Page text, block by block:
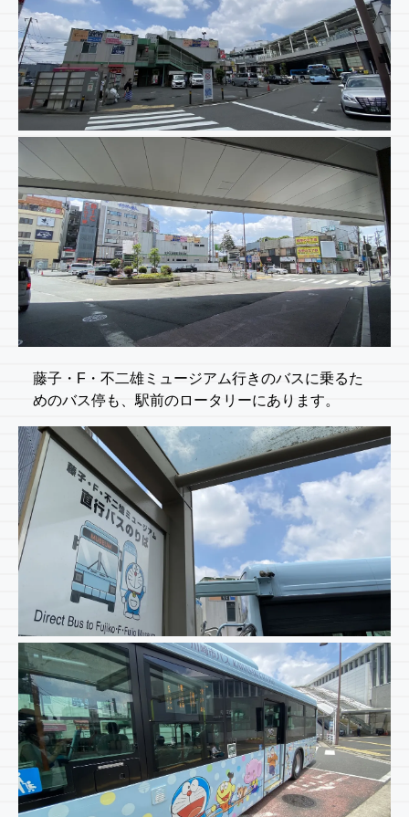
藤子・F・不二雄ミュージアム行きのバスに乗るた
めのバス停も、駅前のロータリーにあります。